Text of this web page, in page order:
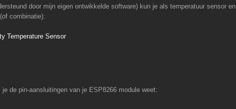
door mijn eigen ontwikkelde software) kun je als temperatuur sensor en
combinatie):
Temperature Sensor
de pin-aansluitingen van je ESP8266 module weet: